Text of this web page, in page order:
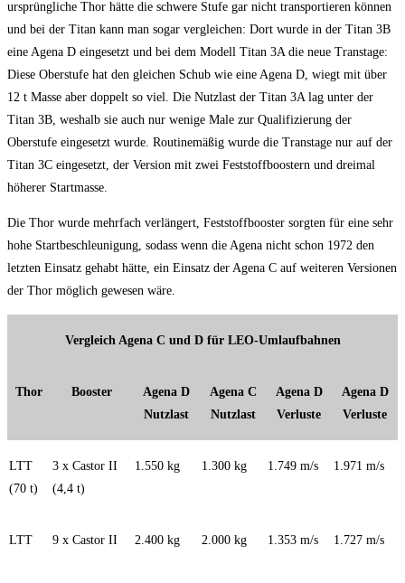
ursprüngliche Thor hätte die schwere Stufe gar nicht transportieren können
und bei der Titan kann man sogar vergleichen: Dort wurde in der Titan 3B
eine Agena D eingesetzt und bei dem Modell Titan 3A die neue Transtage:
Diese Oberstufe hat den gleichen Schub wie eine Agena D, wiegt mit über
12 t Masse aber doppelt so viel. Die Nutzlast der Titan 3A lag unter der
Titan 3B, weshalb sie auch nur wenige Male zur Qualifizierung der
Oberstufe eingesetzt wurde. Routinemäßig wurde die Transtage nur auf der
Titan 3C eingesetzt, der Version mit zwei Feststoffboostern und dreimal
höherer Startmasse.
Die Thor wurde mehrfach verlängert, Feststoffbooster sorgten für eine sehr
hohe Startbeschleunigung, sodass wenn die Agena nicht schon 1972 den
letzten Einsatz gehabt hätte, ein Einsatz der Agena C auf weiteren Versionen
der Thor möglich gewesen wäre.
Vergleich Agena C und D für LEO-Umlaufbahnen
Thor Booster
Agena D
Nutzlast
Agena C
Nutzlast
Agena D
Verluste
Agena D
Verluste
LTT
(70 t)
3 x Castor II
(4,4 t)
1.550 kg 1.300 kg 1.749 m/s 1.971 m/s
LTT 9 x Castor II 2.400 kg 2.000 kg 1.353 m/s 1.727 m/s